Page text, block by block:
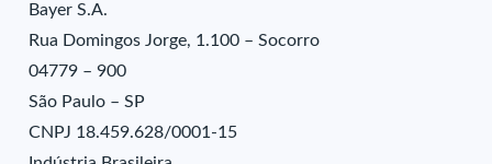
Bayer S.A.
Rua Domingos Jorge, 1.100 – Socorro
04779 – 900
São Paulo – SP
CNPJ 18.459.628/0001-15